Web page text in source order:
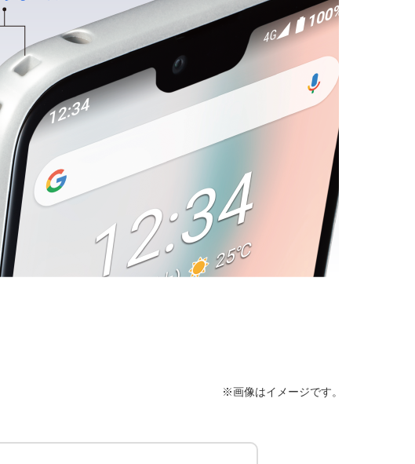
※画像はイメージです。